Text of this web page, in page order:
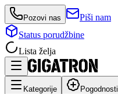
Pozovi nas
Piši nam
Status porudžbine
Lista želja
Kategorije Pogodnosti